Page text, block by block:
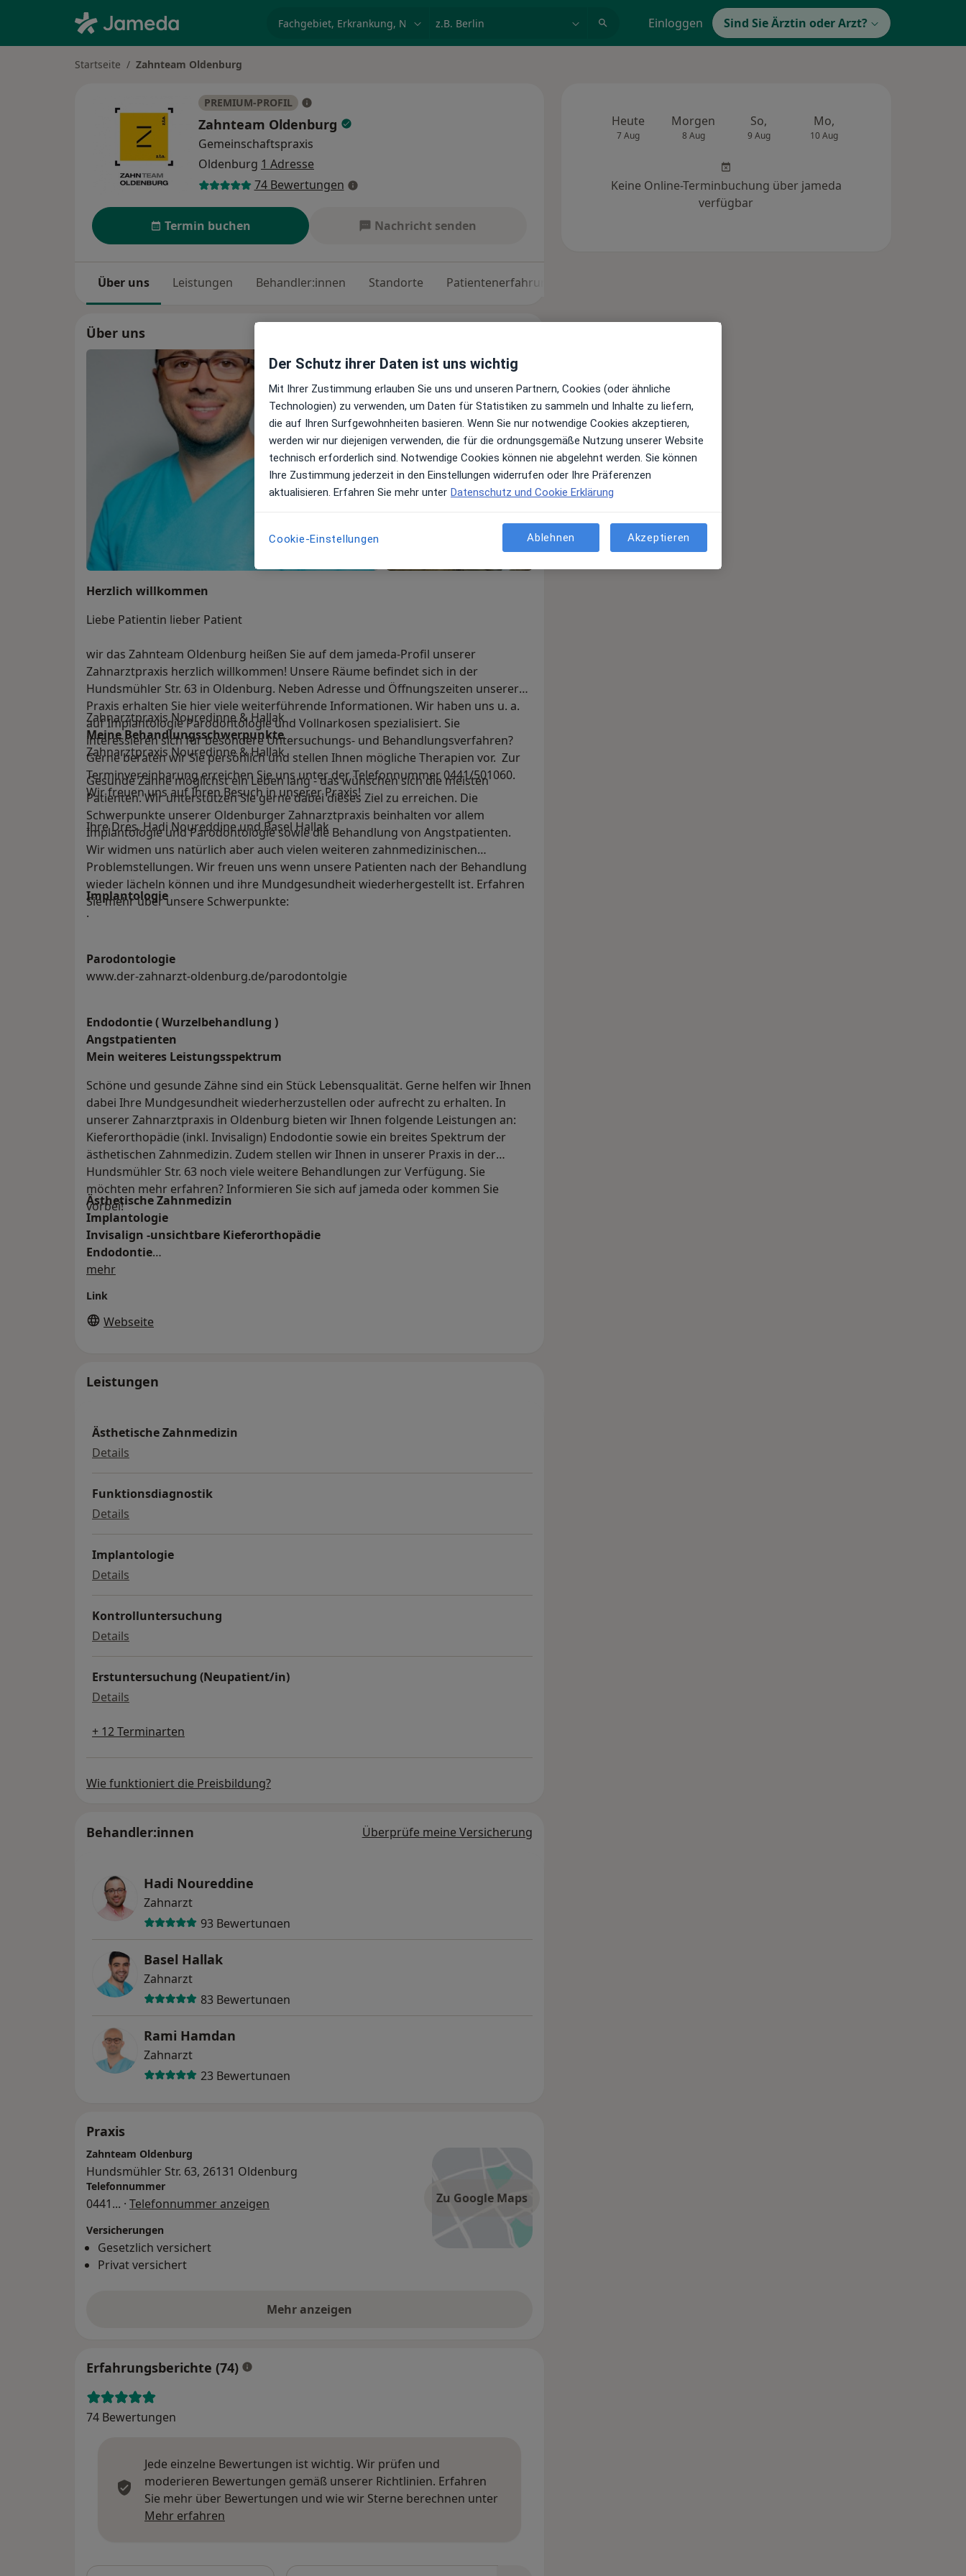
Einloggen Sind Sie Ärztin oder Arzt?
Startseite Zahnteam Oldenburg
PREMIUM-PROFIL
Zahnteam Oldenburg
Gemeinschaftspraxis
Oldenburg 1 Adresse
74 Bewertungen
Termin buchen Nachricht senden
Über uns Leistungen Behandler:innen Standorte Patientenerfahrungen
Über uns
Herzlich willkommen
Liebe Patientin lieber Patient
wir das Zahnteam Oldenburg heißen Sie auf dem jameda-Profil unserer
Zahnarztpraxis herzlich willkommen! Unsere Räume befindet sich in der
Hundsmühler Str. 63 in Oldenburg. Neben Adresse und Öffnungszeiten unserer
Praxis erhalten Sie hier viele weiterführende Informationen. Wir haben uns u. a.
auf Implantologie Parodontologie und Vollnarkosen spezialisiert. Sie
interessieren sich für besondere Untersuchungs- und Behandlungsverfahren?
Gerne beraten wir Sie persönlich und stellen Ihnen mögliche Therapien vor. Zur
Terminvereinbarung erreichen Sie uns unter der Telefonnummer 0441/501060.
Wir freuen uns auf Ihren Besuch in unserer Praxis!
Ihre Dres. Hadi Noureddine und Basel Hallak
Zahnarztpraxis Nouredinne & Hallak
Meine Behandlungs­schwerpunkte
Zahnarztpraxis Nouredinne & Hallak
Gesunde Zähne möglichst ein Leben lang - das wünschen sich die meisten
Patienten. Wir unterstützen Sie gerne dabei dieses Ziel zu erreichen. Die
Schwerpunkte unserer Oldenburger Zahnarztpraxis beinhalten vor allem
Implantologie und Parodontologie sowie die Behandlung von Angstpatienten.
Wir widmen uns natürlich aber auch vielen weiteren zahnmedizinischen
Problemstellungen. Wir freuen uns wenn unsere Patienten nach der Behandlung
wieder lächeln können und ihre Mundgesundheit wiederhergestellt ist. Erfahren
Sie mehr über unsere Schwerpunkte:
Implantologie
.
Parodontologie
www.der-zahnarzt-oldenburg.de/parodontolgie
Endodontie ( Wurzelbehandlung )
Angstpatienten
Mein weiteres Leistungs­spektrum
Schöne und gesunde Zähne sind ein Stück Lebensqualität. Gerne helfen wir Ihnen
dabei Ihre Mundgesundheit wiederherzustellen oder aufrecht zu erhalten. In
unserer Zahnarztpraxis in Oldenburg bieten wir Ihnen folgende Leistungen an:
Kieferorthopädie (inkl. Invisalign) Endodontie sowie ein breites Spektrum der
ästhetischen Zahnmedizin. Zudem stellen wir Ihnen in unserer Praxis in der
Hundsmühler Str. 63 noch viele weitere Behandlungen zur Verfügung. Sie
möchten mehr erfahren? Informieren Sie sich auf jameda oder kommen Sie
vorbei!
Ästhetische Zahnmedizin
Implantologie
Invisalign -unsichtbare Kieferorthopädie
Endodontie
Parodontologie
mehrÜber uns
Link
Webseite
Leistungen
Ästhetische Zahnmedizin
Details
Funktionsdiagnostik
Details
Implantologie
Details
Kontrolluntersuchung
Details
Erstuntersuchung (Neupatient/in)
Details
+ 12 Terminarten
Wie funktioniert die Preisbildung?
Behandler:innen Überprüfe meine Versicherung
Hadi Noureddine
Zahnarzt
93 Bewertungen
Basel Hallak
Zahnarzt
83 Bewertungen
Rami Hamdan
Zahnarzt
23 Bewertungen
Praxis
Zu Google Maps
Zahnteam Oldenburg
Hundsmühler Str. 63, 26131 Oldenburg
Telefonnummer
0441... · Telefonnummer anzeigen
Versicherungen
Gesetzlich versichert
Privat versichert
Mehr anzeigen
Erfahrungsberichte (74)
74 Bewertungen
Jede einzelne Bewertungen ist wichtig. Wir prüfen und
moderieren Bewertungen gemäß unserer Richtlinien. Erfahren
Sie mehr über Bewertungen und wie wir Sterne berechnen unter
Mehr erfahren
Heute
7 Aug
Morgen
8 Aug
So,
9 Aug
Mo,
10 Aug
Keine Online-Terminbuchung über jameda
verfügbar
Der Schutz ihrer Daten ist uns wichtig
Mit Ihrer Zustimmung erlauben Sie uns und unseren Partnern, Cookies (oder ähnliche
Technologien) zu verwenden, um Daten für Statistiken zu sammeln und Inhalte zu liefern,
die auf Ihren Surfgewohnheiten basieren. Wenn Sie nur notwendige Cookies akzeptieren,
werden wir nur diejenigen verwenden, die für die ordnungsgemäße Nutzung unserer Website
technisch erforderlich sind. Notwendige Cookies können nie abgelehnt werden. Sie können
Ihre Zustimmung jederzeit in den Einstellungen widerrufen oder Ihre Präferenzen
aktualisieren. Erfahren Sie mehr unter Datenschutz und Cookie Erklärung
Cookie-Einstellungen Ablehnen Akzeptieren